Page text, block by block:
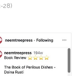
28)